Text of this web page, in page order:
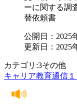
ーに関する調
替依頼書
公開日：2025
更新日：2025
カテゴリ:3その他
キャリア教育通信１